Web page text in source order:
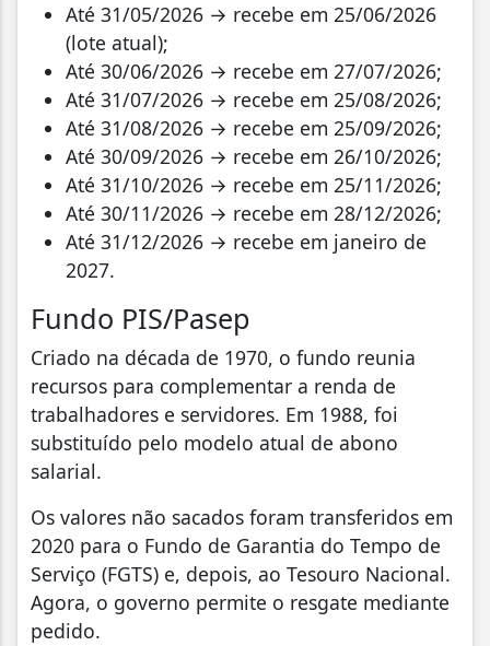
Até 31/05/2026 → recebe em 25/06/2026
(lote atual);
Até 30/06/2026 → recebe em 27/07/2026;
Até 31/07/2026 → recebe em 25/08/2026;
Até 31/08/2026 → recebe em 25/09/2026;
Até 30/09/2026 → recebe em 26/10/2026;
Até 31/10/2026 → recebe em 25/11/2026;
Até 30/11/2026 → recebe em 28/12/2026;
Até 31/12/2026 → recebe em janeiro de
2027.
Fundo PIS/Pasep
Criado na década de 1970, o fundo reunia
recursos para complementar a renda de
trabalhadores e servidores. Em 1988, foi
substituído pelo modelo atual de abono
salarial.
Os valores não sacados foram transferidos em
2020 para o Fundo de Garantia do Tempo de
Serviço (FGTS) e, depois, ao Tesouro Nacional.
Agora, o governo permite o resgate mediante
pedido.